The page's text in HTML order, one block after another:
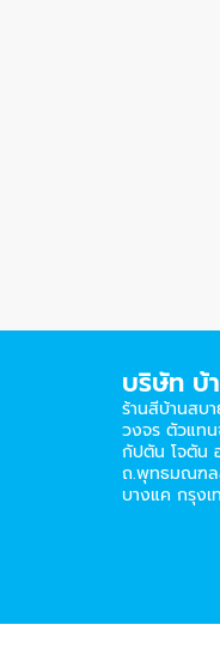
บริษัท บ้
ร้านสีบ้านสบ
วงจร ตัวแทน
กัปตัน โจตัน
ถ.พุทธมณฑล
บางแค กรุงเ